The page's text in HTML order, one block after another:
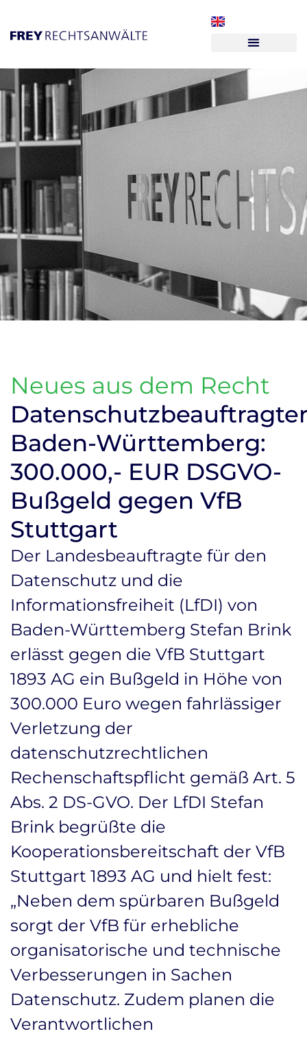
Neues aus dem Recht
Baden-Württemberg:
300.000,- EUR DSGVO-
Bußgeld gegen VfB
Stuttgart
Der Landesbeauftragte für den
Datenschutz und die
Informationsfreiheit (LfDI) von
Baden-Württemberg Stefan Brink
erlässt gegen die VfB Stuttgart
1893 AG ein Bußgeld in Höhe von
300.000 Euro wegen fahrlässiger
Verletzung der
datenschutzrechtlichen
Rechenschaftspflicht gemäß Art. 5
Abs. 2 DS-GVO. Der LfDI Stefan
Brink begrüßte die
Kooperationsbereitschaft der VfB
Stuttgart 1893 AG und hielt fest:
„Neben dem spürbaren Bußgeld
sorgt der VfB für erhebliche
organisatorische und technische
Verbesserungen in Sachen
Datenschutz. Zudem planen die
Verantwortlichen